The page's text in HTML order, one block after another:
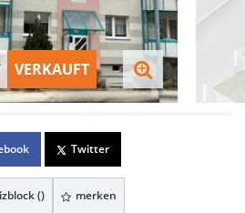
VERKAUFT
Twitter
() merken